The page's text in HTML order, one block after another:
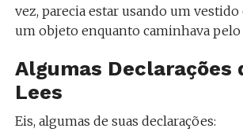
vez, parecia estar usando um vestido
um objeto enquanto caminhava pelo
Algumas Declarações
Lees
Eis, algumas de suas declarações: